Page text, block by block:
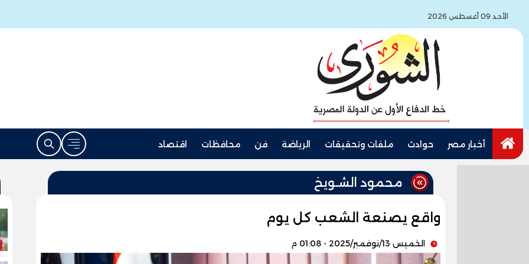
الأحد 09 أغسطس 2026
أخبار مصر حوادث ملفات وتحقيقات الرياضة فن محافظات اقتصاد
محمود الشـويخ
واقع يصنعة الشعب كل يوم
الخميس 13/نوفمبر/2025 - 01:08 م